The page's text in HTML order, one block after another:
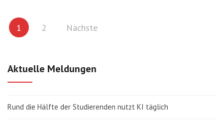
Seitennummerierung
der
1 2 Nächste
Aktuelle Meldungen
Rund die Hälfte der Studierenden nutzt KI täglich